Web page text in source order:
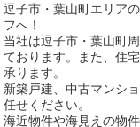
逗子市・葉山町エリア
フへ！
当社は逗子市・葉山町
ております。また、住
承ります。
新築戸建、中古マンシ
任せください。
海近物件や海見えの物